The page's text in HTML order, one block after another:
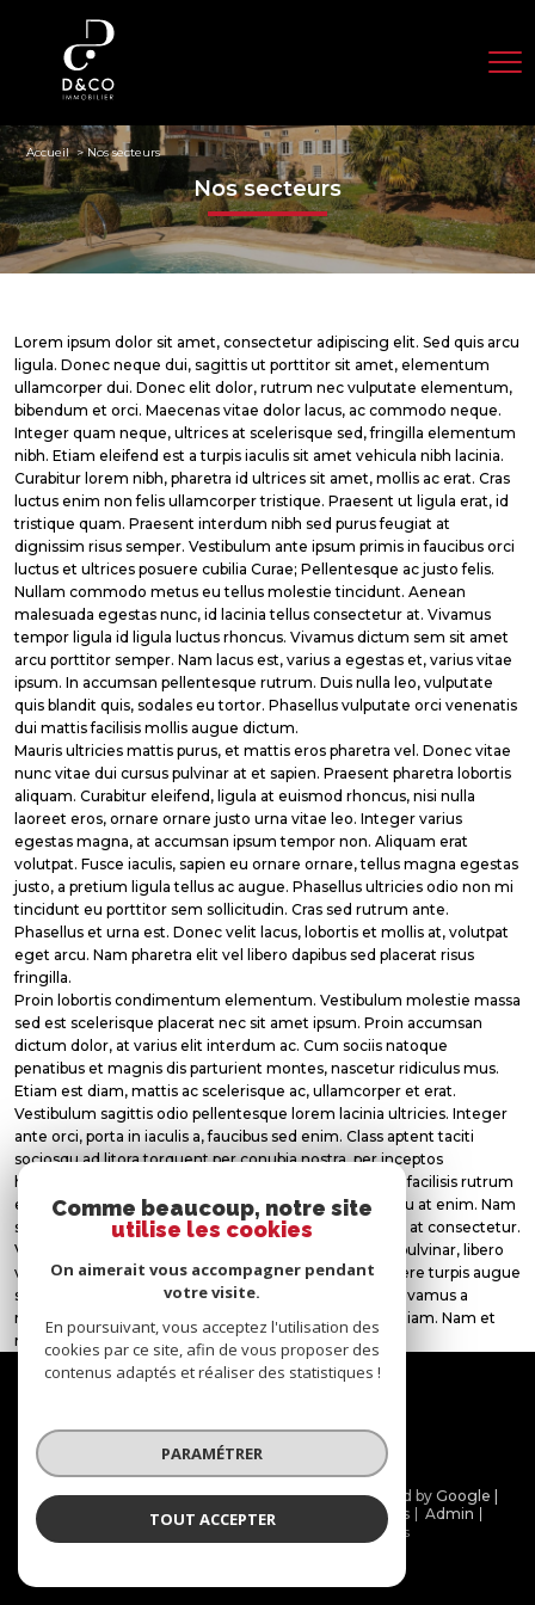
Accueil Nos secteurs
Nos secteurs
Lorem ipsum dolor sit amet, consectetur adipiscing elit. Sed quis arcu
ligula. Donec neque dui, sagittis ut porttitor sit amet, elementum
ullamcorper dui. Donec elit dolor, rutrum nec vulputate elementum,
bibendum et orci. Maecenas vitae dolor lacus, ac commodo neque.
Integer quam neque, ultrices at scelerisque sed, fringilla elementum
nibh. Etiam eleifend est a turpis iaculis sit amet vehicula nibh lacinia.
Curabitur lorem nibh, pharetra id ultrices sit amet, mollis ac erat. Cras
luctus enim non felis ullamcorper tristique. Praesent ut ligula erat, id
tristique quam. Praesent interdum nibh sed purus feugiat at
dignissim risus semper. Vestibulum ante ipsum primis in faucibus orci
luctus et ultrices posuere cubilia Curae; Pellentesque ac justo felis.
Nullam commodo metus eu tellus molestie tincidunt. Aenean
malesuada egestas nunc, id lacinia tellus consectetur at. Vivamus
tempor ligula id ligula luctus rhoncus. Vivamus dictum sem sit amet
arcu porttitor semper. Nam lacus est, varius a egestas et, varius vitae
ipsum. In accumsan pellentesque rutrum. Duis nulla leo, vulputate
quis blandit quis, sodales eu tortor. Phasellus vulputate orci venenatis
dui mattis facilisis mollis augue dictum.
Mauris ultricies mattis purus, et mattis eros pharetra vel. Donec vitae
nunc vitae dui cursus pulvinar at et sapien. Praesent pharetra lobortis
aliquam. Curabitur eleifend, ligula at euismod rhoncus, nisi nulla
laoreet eros, ornare ornare justo urna vitae leo. Integer varius
egestas magna, at accumsan ipsum tempor non. Aliquam erat
volutpat. Fusce iaculis, sapien eu ornare ornare, tellus magna egestas
justo, a pretium ligula tellus ac augue. Phasellus ultricies odio non mi
tincidunt eu porttitor sem sollicitudin. Cras sed rutrum ante.
Phasellus et urna est. Donec velit lacus, lobortis et mollis at, volutpat
eget arcu. Nam pharetra elit vel libero dapibus sed placerat risus
fringilla.
Proin lobortis condimentum elementum. Vestibulum molestie massa
sed est scelerisque placerat nec sit amet ipsum. Proin accumsan
dictum dolor, at varius elit interdum ac. Cum sociis natoque
penatibus et magnis dis parturient montes, nascetur ridiculus mus.
Etiam est diam, mattis ac scelerisque ac, ullamcorper et erat.
Vestibulum sagittis odio pellentesque lorem lacinia ultricies. Integer
ante orci, porta in iaculis a, faucibus sed enim. Class aptent taciti
sociosqu ad litora torquent per conubia nostra, per inceptos
himenaeos. Fusce diam enim, gravida non viverra vel, facilisis rutrum
est. Nulla quis velit vel lorem fermentum consequat eu at enim. Nam
scelerisque sollicitudin semper. Nam laoreet varius mi at consectetur.
Vestibulum ac libero ante, quis fringilla lacus. Integer pulvinar, libero
vel tempus iaculis, justo justo malesuada risus, a posuere turpis augue
sit amet nunc. Nunc venenatis feugiat nisl vel porta. Vivamus a
magna a turpis tempus porttitor. Praesent ac mauris diam. Nam et
nulla nulla, quis mattis elit.
Nous
© 2026 | Tous droits réservés | Traduction powered by Google |
Nos honoraires
Plan du site Mentions légales
Admin
Cookies
Comme beaucoup, notre site
utilise les cookies
On aimerait vous accompagner pendant
votre visite.
En poursuivant, vous acceptez l'utilisation des
cookies par ce site, afin de vous proposer des
contenus adaptés et réaliser des statistiques !
PARAMÉTRER
TOUT ACCEPTER